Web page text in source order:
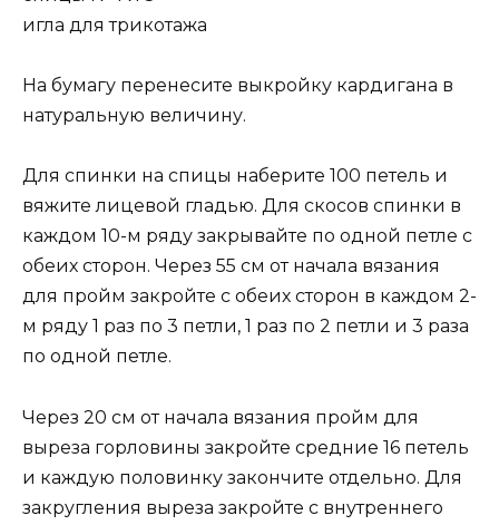
игла для трикотажа
На бумагу перенесите выкройку кардигана в
натуральную величину.
Для спинки на спицы наберите 100 петель и
вяжите лицевой гладью. Для скосов спинки в
каждом 10-м ряду закрывайте по одной петле с
обеих сторон. Через 55 см от начала вязания
для пройм закройте с обеих сторон в каждом 2-
м ряду 1 раз по 3 петли, 1 раз по 2 петли и 3 раза
по одной петле.
Через 20 см от начала вязания пройм для
выреза горловины закройте средние 16 петель
и каждую половинку закончите отдельно. Для
закругления выреза закройте с внутреннего